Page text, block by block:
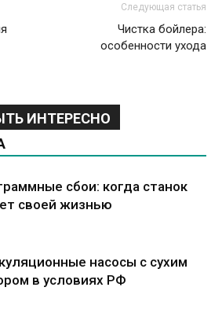
Следующая статья
Чистка бойлера:
особенности ухода
ИНТЕРЕСНО
сбои: когда станок
своей жизнью
насосы с сухим
в условиях РФ